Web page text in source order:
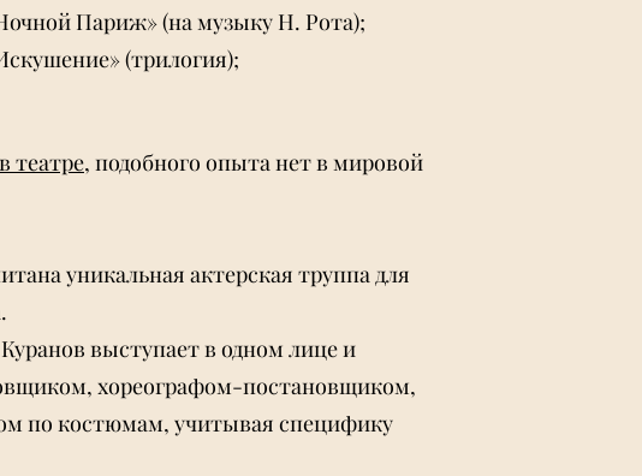
Париж» (на музыку Н. Рота);
(трилогия);
театре, подобного опыта нет в мировой
уникальная актерская труппа для
выступает в одном лице и
хореографом-постановщиком,
по костюмам, учитывая специфику